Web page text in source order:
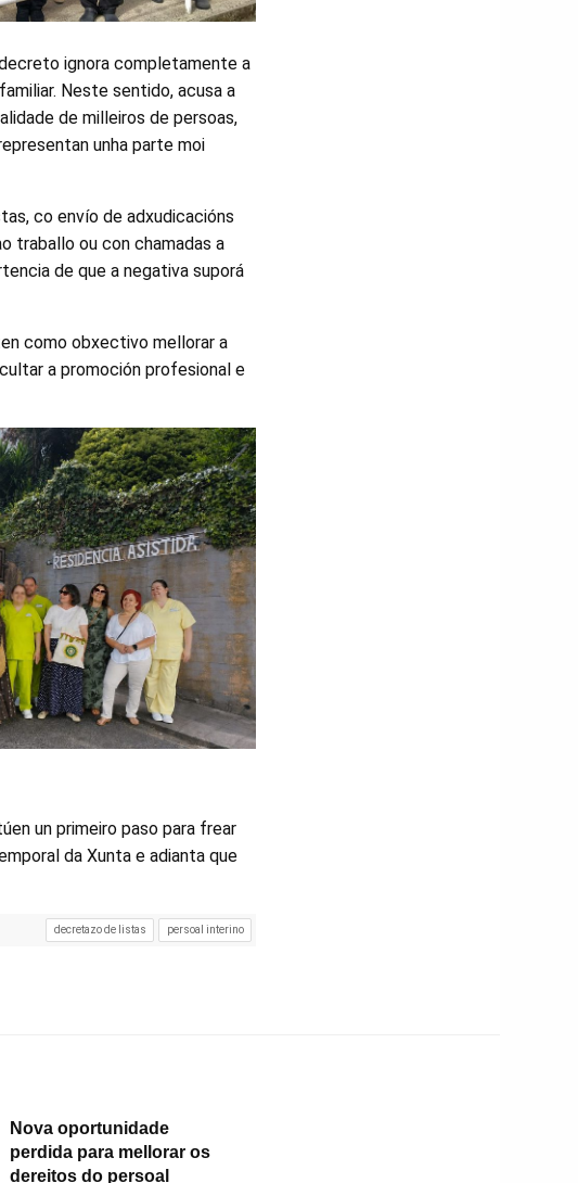
ignora completamente a
Neste sentido, acusa a
de milleiros de persoas,
unha parte moi
co envío de adxudicacións
traballo ou con chamadas a
de que a negativa suporá
como obxectivo mellorar a
a promoción profesional e
un primeiro paso para frear
da Xunta e adianta que
decretazo de listas persoal interino
Nova oportunidade
perdida para mellorar os
dereitos do persoal